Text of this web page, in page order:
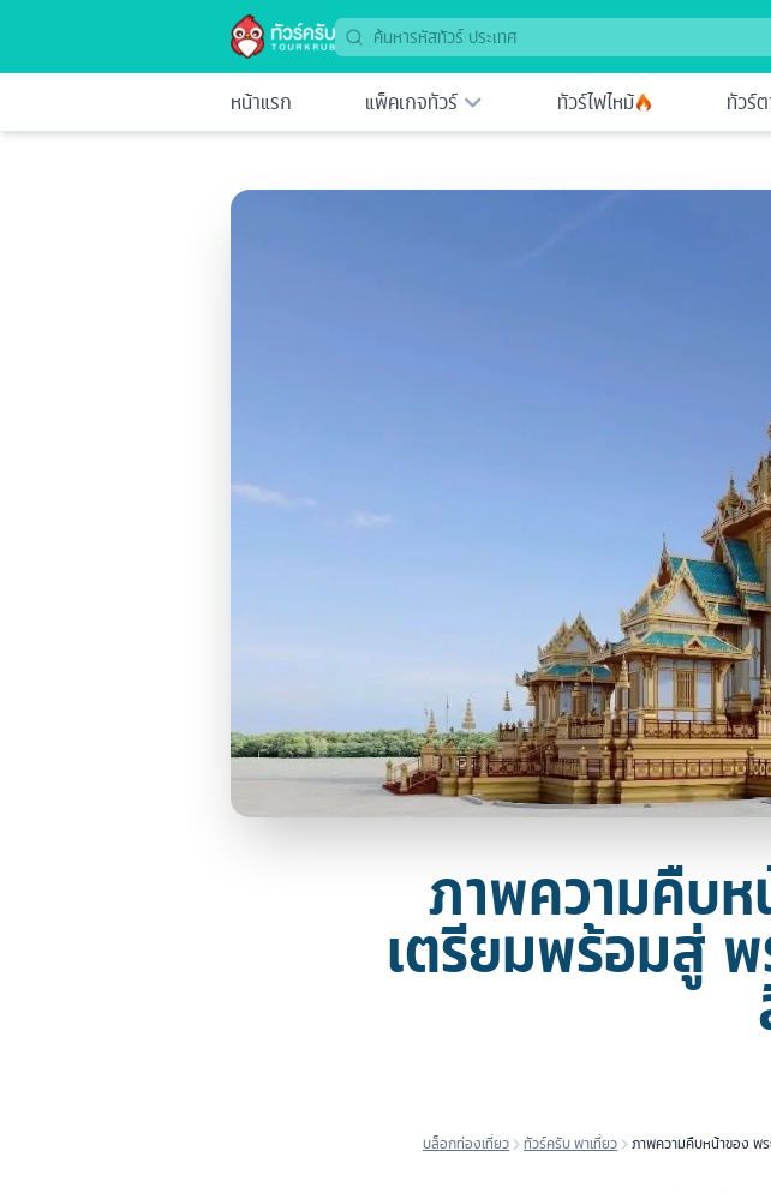
หน้าแรก แพ็คเกจทัวร์ ทัวร์ไฟไหม้ ทัวร์
ภาพความคืบห
เตรียมพร้อมสู่ พ
บล็อกท่องเที่ยว ทัวร์ครับ พาเที่ยว